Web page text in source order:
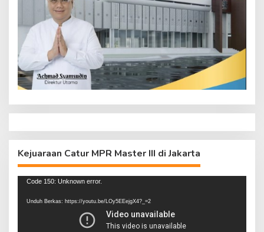
Kejuaraan Catur MPR Master III di Jakarta
Pemutar
Code 150: Unknown error.
Unduh Berkas: https://youtu.be/LOy5EEejgX4?_=2